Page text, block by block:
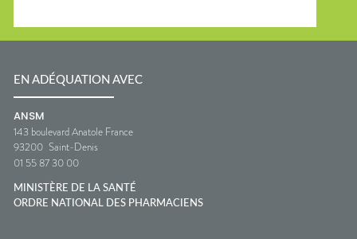
EN ADÉQUATION AVEC
ANSM
143 boulevard Anatole France
93200 Saint-Denis
01 55 87 30 00
MINISTÈRE DE LA SANTÉ
ORDRE NATIONAL DES PHARMACIENS